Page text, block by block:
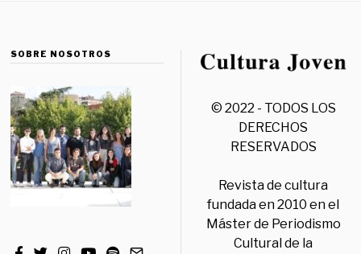
SOBRE NOSOTROS
© 2022 - TODOS LOS
DERECHOS
RESERVADOS
Revista de cultura
fundada en 2010 en el
Máster de Periodismo
Cultural de la